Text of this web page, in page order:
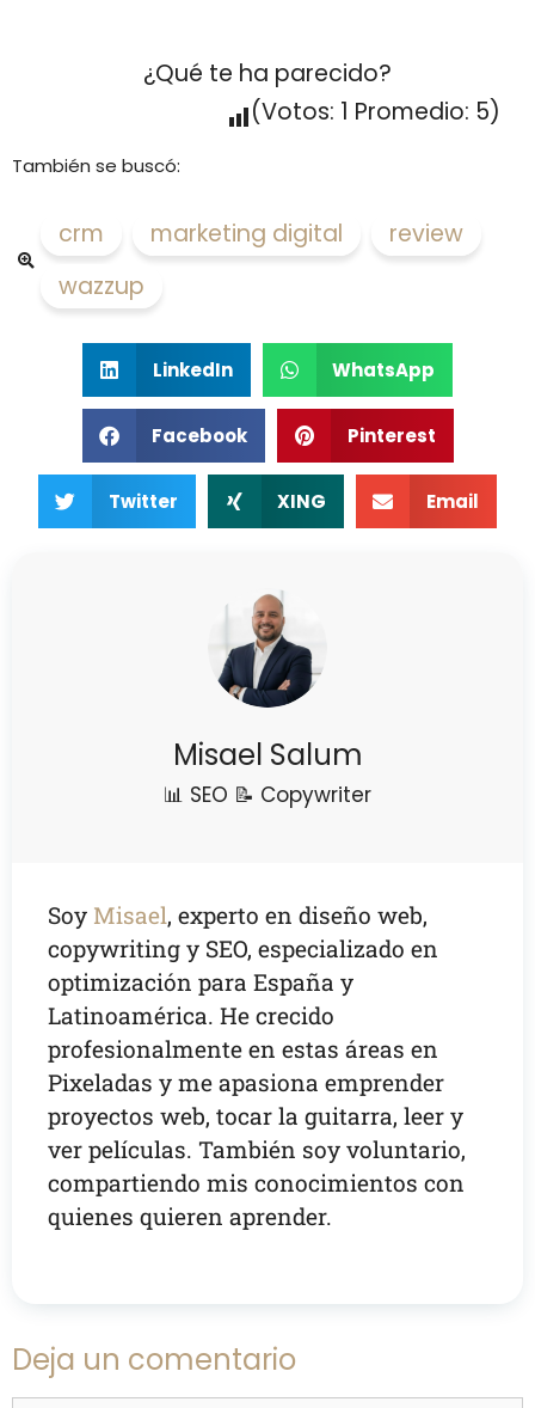
¿Qué te ha parecido?
(Votos: 1 Promedio: 5)
También se buscó:
crm marketing digital review
wazzup
LinkedIn WhatsApp
Facebook Pinterest
Twitter XING Email
Misael Salum
📊 SEO 📝 Copywriter
Soy Misael, experto en diseño web,
copywriting y SEO, especializado en
optimización para España y
Latinoamérica. He crecido
profesionalmente en estas áreas en
Pixeladas y me apasiona emprender
proyectos web, tocar la guitarra, leer y
ver películas. También soy voluntario,
compartiendo mis conocimientos con
quienes quieren aprender.
Deja un comentario